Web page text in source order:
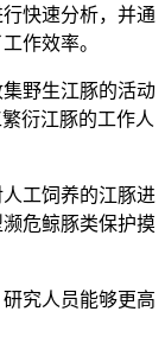
快速分析，并通
作效率。
野生江豚的活动
衍江豚的工作人
工饲养的江豚进
危鲸豚类保护摸
究人员能够更高